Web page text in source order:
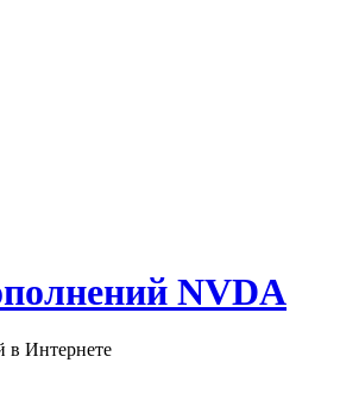
NVDA
в Интернете